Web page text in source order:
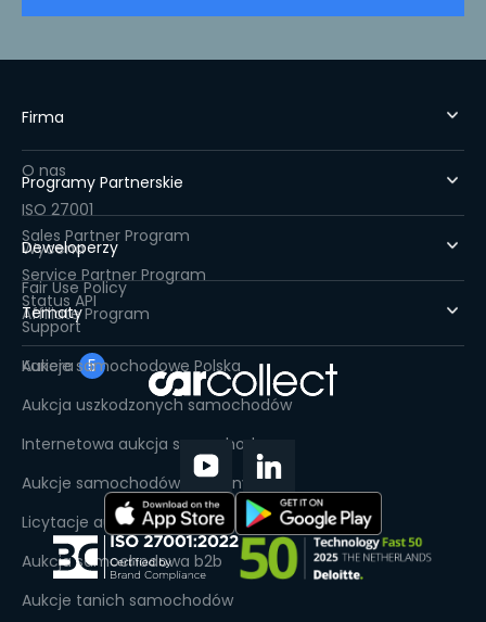
Firma
O nas
ISO 27001
Wycena
Fair Use Policy
Support
Kariera
5
Programy Partnerskie
Sales Partner Program
Service Partner Program
Affiliate Program
Deweloperzy
Status API
Tematy
Aukcje samochodowe Polska
Aukcja uszkodzonych samochodów
Internetowa aukcja samochodowa
Aukcje samochodów używanych
Licytacje aut leasingowych
Aukcja samochodowa b2b
Aukcje tanich samochodów